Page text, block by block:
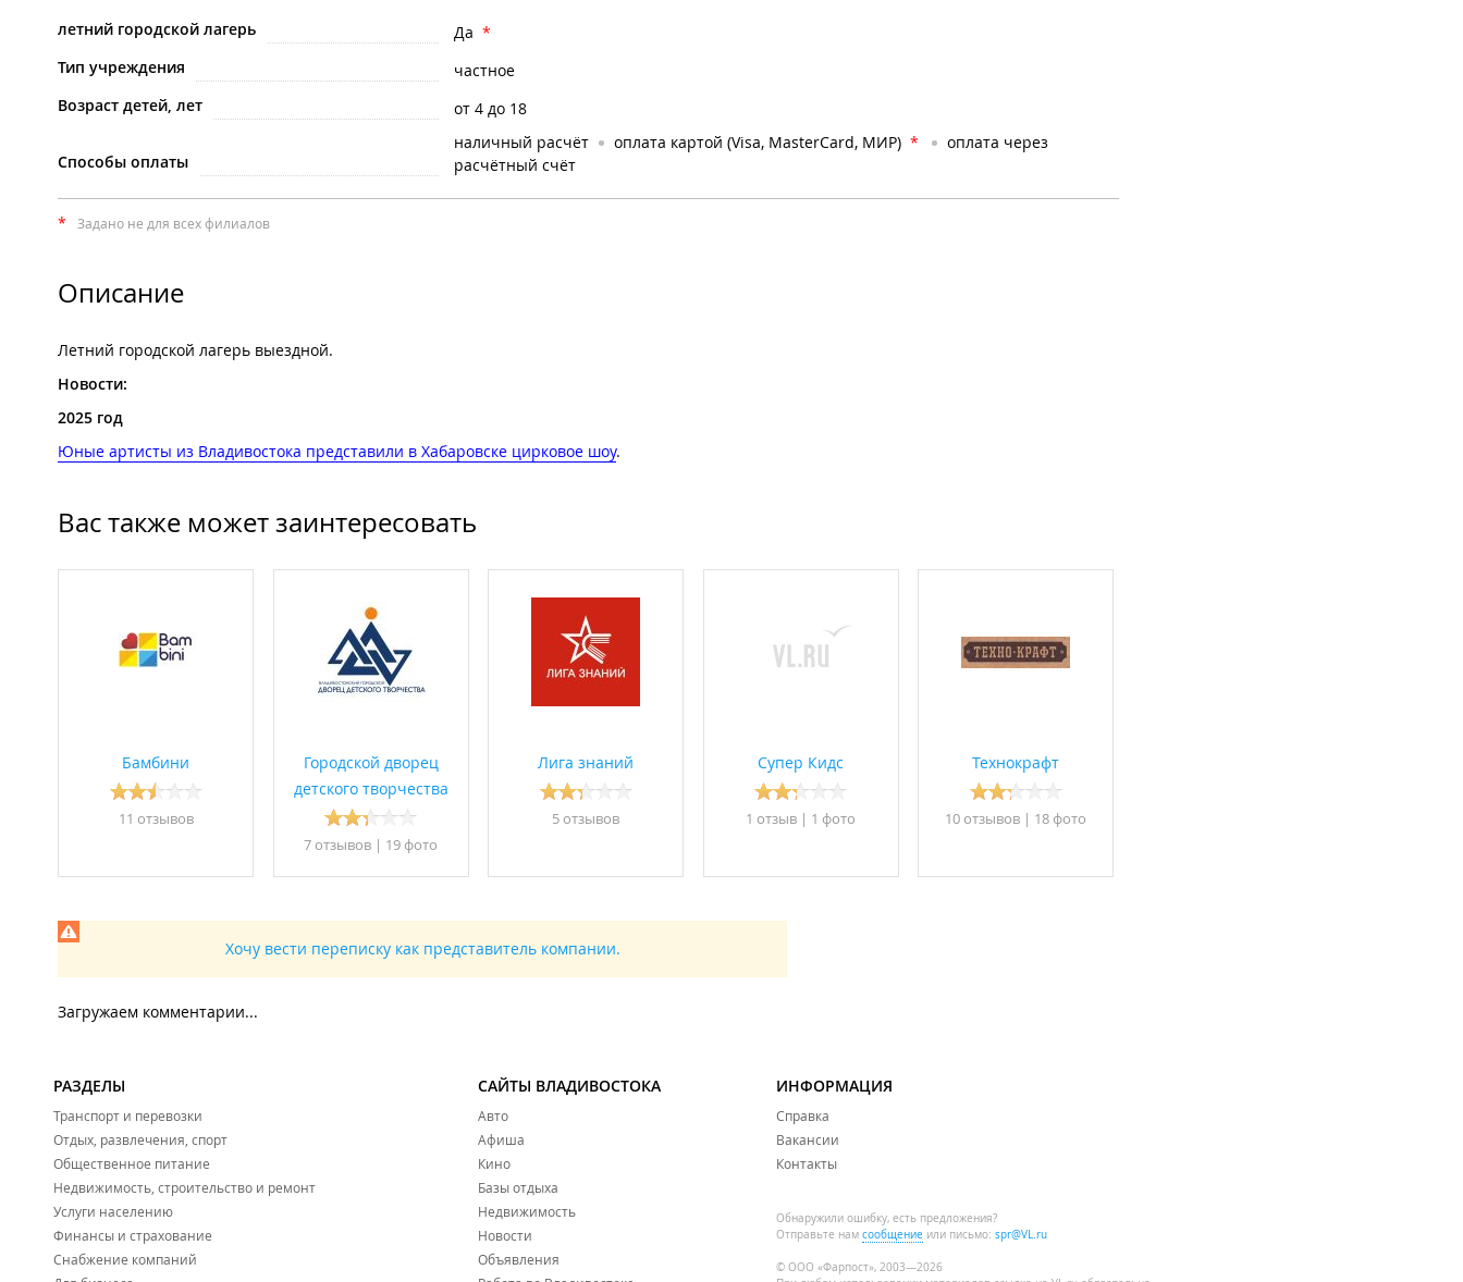
летний городской лагерь Да *
Тип учреждения
частное
Возраст детей, лет
от 4 до 18
Способы оплаты
наличный расчёт оплата картой (Visa, MasterCard, МИР) *
оплата через
расчётный счёт
* Задано не для всех филиалов
Описание
Летний городской лагерь выездной.
Новости:
2025 год
Юные артисты из Владивостока представили в Хабаровске цирковое шоу.
Вас также может заинтересовать
Бамбини
11 отзывов
Городской дворец
детского творчества
7 отзывов | 19 фото
Лига знаний
5 отзывов
Супер Кидс
1 отзыв | 1 фото
Технокрафт
10 отзывов | 18 фото
Хочу вести переписку как представитель компании.
Загружаем комментарии...
РАЗДЕЛЫ
Транспорт и перевозки
Отдых, развлечения, спорт
Общественное питание
Недвижимость, строительство и ремонт
Услуги населению
Финансы и страхование
Снабжение компаний
САЙТЫ ВЛАДИВОСТОКА
Авто
Афиша
Кино
Базы отдыха
Недвижимость
Новости
Объявления
ИНФОРМАЦИЯ
Справка
Вакансии
Контакты
Обнаружили ошибку, есть предложения?
Отправьте нам сообщение или письмо: spr@VL.ru
© ООО «Фарпост», 2003—2026